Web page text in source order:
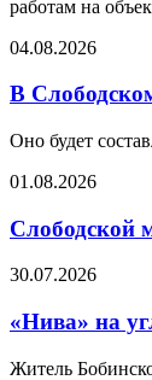
работам на
04.08.2026
В
Оно будет
01.08.2026
Слободской
30.07.2026
«Нива» на
Житель